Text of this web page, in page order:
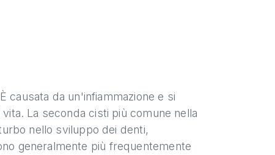
causata da un'infiammazione e si
La seconda cisti più comune nella
nello sviluppo dei denti,
generalmente più frequentemente